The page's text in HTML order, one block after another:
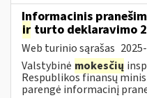
Informacinis
ir turto deklaravimo
Web turinio sąrašas
Valstybinė mokesčių
Respublikos finansų
parengė informacinį